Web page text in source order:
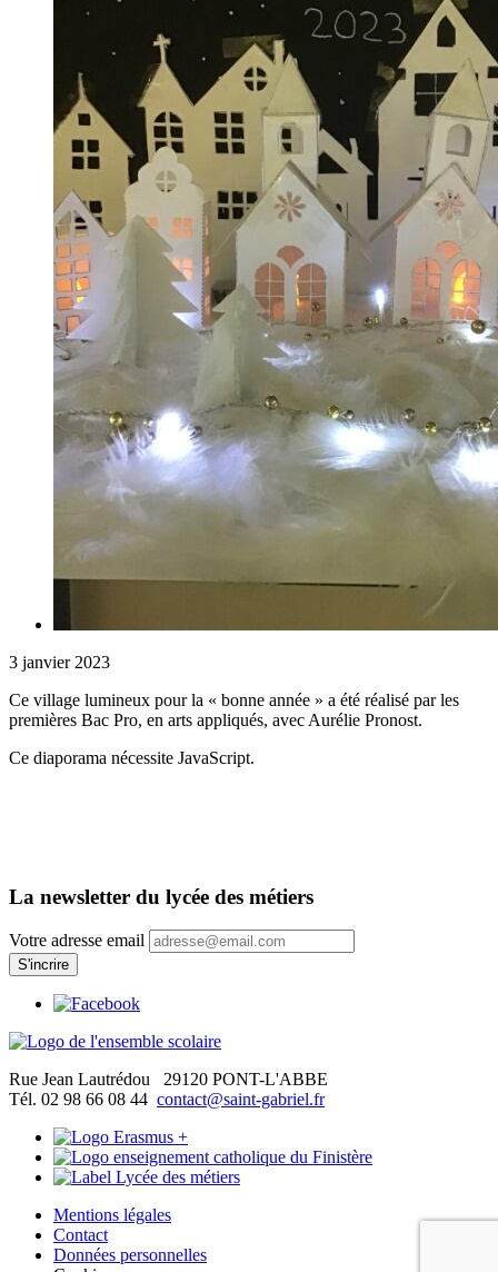
3 janvier 2023
Ce village lumineux pour la « bonne année » a été réalisé par les
premières Bac Pro, en arts appliqués, avec Aurélie Pronost.
Ce diaporama nécessite JavaScript.
La newsletter du lycée des métiers
Votre adresse email
Rue Jean Lautrédou
29120 PONT-L'ABBE
Tél. 02 98 66 08 44 contact@saint-gabriel.fr
Mentions légales
Contact
Données personnelles